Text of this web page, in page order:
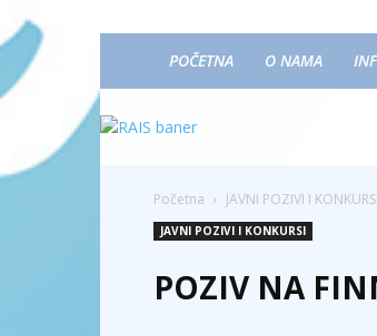
POČETNA O NAMA
Početna JAVNI POZIVI I KONKURSI
JAVNI POZIVI I KONKURSI
POZIV NA